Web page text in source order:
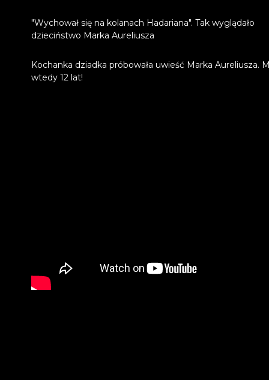
"Wychował się na kolanach Hadariana". Tak wyglądało
dzieciństwo Marka Aureliusza
Kochanka dziadka próbowała uwieść Marka Aureliusza.
wtedy 12 lat!